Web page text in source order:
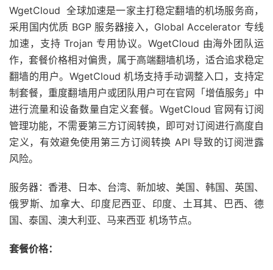
WgetCloud 全球加速是一家主打稳定翻墙的机场服务商，
采用国内优质 BGP 服务器接入，Global Accelerator 专线
加速，支持 Trojan 专用协议。WgetCloud 由海外团队运
作，套餐价格相对偏贵，属于高端翻墙机场，适合追求稳定
翻墙的用户。WgetCloud 机场支持手动调整入口，支持定
制套餐，重度翻墙用户或团队用户可在官网「增值服务」中
进行流量和设备数量自定义套餐。WgetCloud 官网有订阅
管理功能，不需要第三方订阅转换，即可对订阅进行高度自
定义，有效避免使用第三方订阅转换 API 导致的订阅泄露
风险。
服务器：香港、日本、台湾、新加坡、美国、韩国、英国、
俄罗斯、加拿大、印度尼西亚、印度、土耳其、巴西、德
国、泰国、澳大利亚、马来西亚 机场节点。
套餐价格：